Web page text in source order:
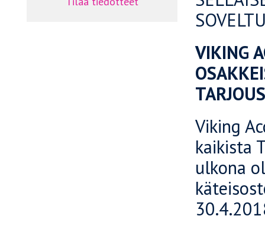
VIKING
Viking
kaikista
ulkona